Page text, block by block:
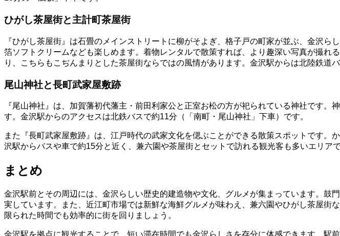
ひがし茶屋街と主計町茶屋街
『ひがし茶屋街』は石畳のメインストリートに柳がそよぎ、格子戸の町家が並ぶ、金沢
箔ソフトクリームなども楽しめます。着物レンタルで散策すれば、より趣深い写真が撮
り、こちらもこぢんまりとした茶屋街ならではの風情があります。金沢駅からは北陸鉄道
尾山神社と長町武家屋敷跡
『尾山神社』は、加賀藩初代藩主・前田利家公と正室お松の方が祀られている神社です
す。金沢駅からのアクセスは北鉄バスで約11分（「南町・尾山神社」下車）です。
また『長町武家屋敷跡』は、江戸時代の武家文化を偲ぶことができる散策スポットです
沢駅からバスや車で約15分と近く、兼六園や茶屋街とセットで訪れる観光客も多いエリア
まとめ
金沢駅前とその周辺には、金沢らしい歴史的建造物や文化、グルメが集まっています。
実しています。また、近江町市場では新鮮な海鮮グルメが味わえ、兼六園やひがし茶屋街
限られた時間でも効率的に街を回りましょう。